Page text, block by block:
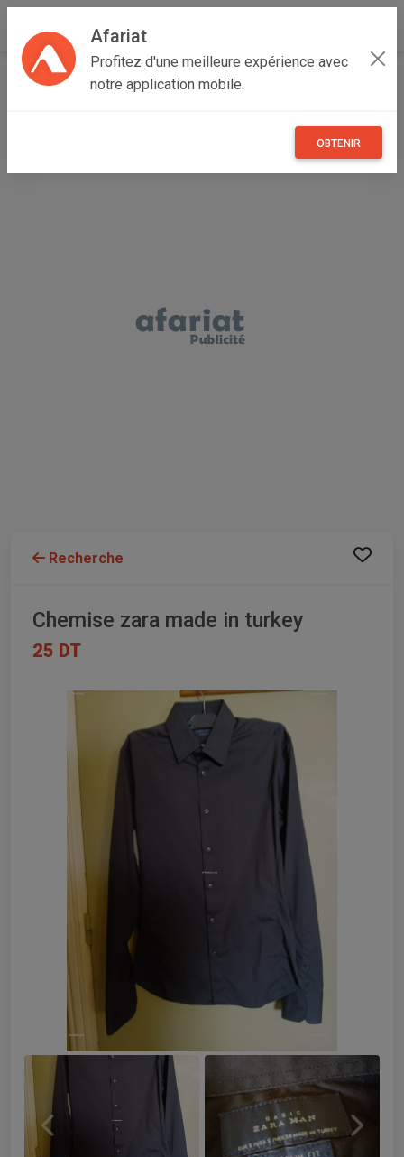
Afariat
Profitez d'une meilleure expérience avec
notre application mobile.
OBTENIR
Accueil Vêtements et objets personnels
Recherche
Chemise zara made in turkey
25 DT